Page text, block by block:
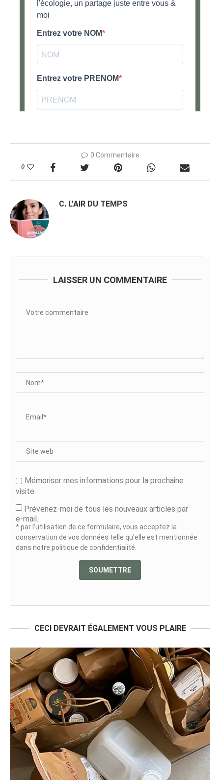
0 Commentaire
0
C. L'AIR DU TEMPS
LAISSER UN COMMENTAIRE
Mémoriser mes informations pour la prochaine
visite.
Prévenez-moi de tous les nouveaux articles par
e-mail.
* par l'utilisation de ce formulaire, vous acceptez la
conservation de vos données telle qu'elle est mentionnée
dans notre politique de confidentialité.
CECI DEVRAIT ÉGALEMENT VOUS PLAIRE